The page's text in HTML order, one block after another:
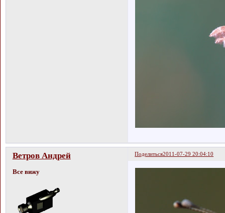
Поделиться2011-07-29 20:04:10
Ветров Андрей
Все вижу